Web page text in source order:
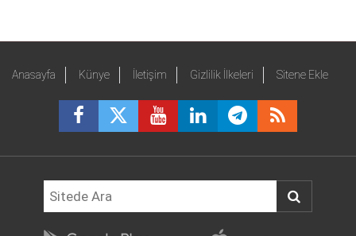
Anasayfa Künye İletişim Gizlilik İlkeleri Sitene Ekle